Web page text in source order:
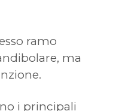
ramo
ma
i principali